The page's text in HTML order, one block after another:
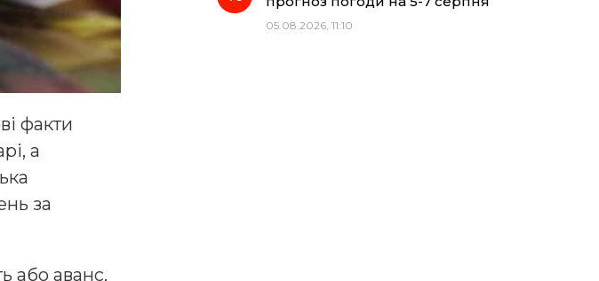
факти
а
за
або аванс,
05.08.2026, 11:10